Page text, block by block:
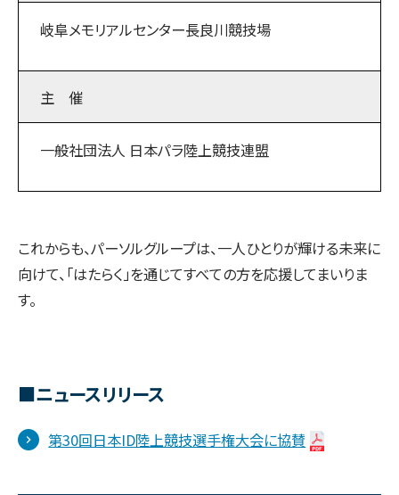
岐阜メモリアルセンター長良川競技場
主 催
一般社団法人 日本パラ陸上競技連盟
これからも、パーソルグループは、一人ひとりが輝ける未来に
向けて、「はたらく」を通じてすべての方を応援してまいりま
す。
■ニュースリリース
第30回日本ID陸上競技選手権大会に協賛